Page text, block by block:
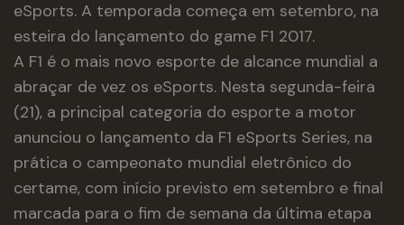
eSports. A temporada começa em setembro, na
esteira do lançamento do game F1 2017.
A F1 é o mais novo esporte de alcance mundial a
abraçar de vez os eSports. Nesta segunda-feira
(21), a principal categoria do esporte a motor
anunciou o lançamento da F1 eSports Series, na
prática o campeonato mundial eletrônico do
certame, com início previsto em setembro e final
marcada para o fim de semana da última etapa